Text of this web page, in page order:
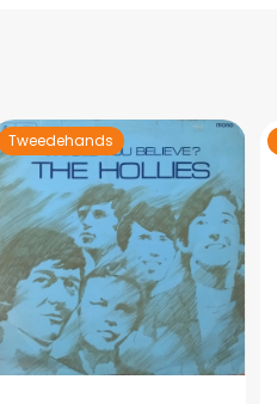
Tweedehands